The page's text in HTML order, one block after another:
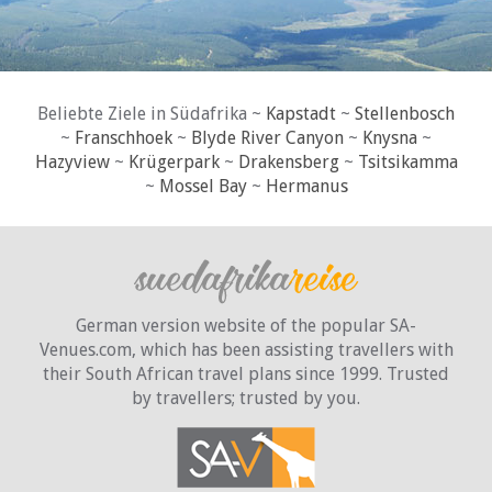
Beliebte Ziele in Südafrika ~ Kapstadt ~ Stellenbosch
~ Franschhoek ~ Blyde River Canyon ~ Knysna ~
Hazyview~ Krügerpark~ Drakensberg~ Tsitsikamma
~ Mossel Bay~ Hermanus
German version website of the popular SA-
Venues.com, which has been assisting travellers with
their South African travel plans since 1999. Trusted
by travellers; trusted by you.